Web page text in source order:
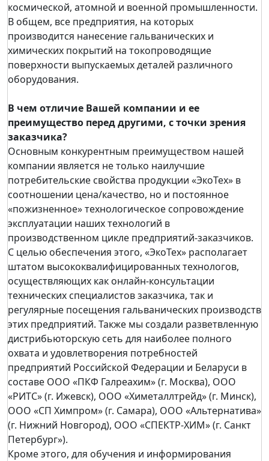
космической, атомной и военной промышленности.
В общем, все предприятия, на которых
производится нанесение гальванических и
химических покрытий на токопроводящие
поверхности выпускаемых деталей различного
оборудования.
В чем отличие Вашей компании и ее
преимущество перед другими, с точки зрения
заказчика?
Основным конкурентным преимуществом нашей
компании является не только наилучшие
потребительские свойства продукции «ЭкоТех» в
соотношении цена/качество, но и постоянное
«пожизненное» технологическое сопровождение
эксплуатации наших технологий в
производственном цикле предприятий-заказчиков.
С целью обеспечения этого, «ЭкоТех» располагает
штатом высококвалифицированных технологов,
осуществляющих как онлайн-консультации
технических специалистов заказчика, так и
регулярные посещения гальванических производств
этих предприятий. Также мы создали разветвленную
дистрибьюторскую сеть для наиболее полного
охвата и удовлетворения потребностей
предприятий Российской Федерации и Беларуси в
составе ООО «ПКФ Галреахим» (г. Москва), ООО
«РИТС» (г. Ижевск), ООО «Химеталлтрейд» (г. Минск),
ООО «СП Химпром» (г. Самара), ООО «Альтернатива»
(г. Нижний Новгород), ООО «СПЕКТР-ХИМ» (г. Санкт
Петербург»).
Кроме этого, для обучения и информирования